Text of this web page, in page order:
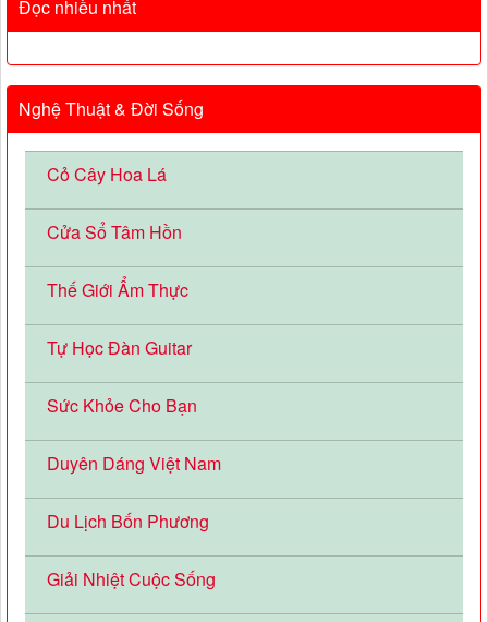
Đọc nhiều nhất
Nghệ Thuật & Đời Sống
Cỏ Cây Hoa Lá
Cửa Sổ Tâm Hồn
Thế Giới Ẩm Thực
Tự Học Đàn Guitar
Sức Khỏe Cho Bạn
Duyên Dáng Việt Nam
Du Lịch Bốn Phương
Giải Nhiệt Cuộc Sống